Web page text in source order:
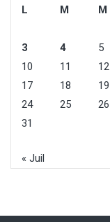
L
M M
3
4 5
10
11 12
17
18 19
24
25 26
31
« Juil